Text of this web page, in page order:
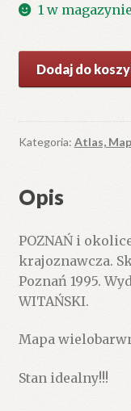
1 w magazynie
POZNAŃ
okolice.
Mapa
Skala
000.
Dodaj do
Kategoria: Atlas,
Opis
POZNAŃ i
krajoznawcza.
Poznań 1995.
WITAŃSKI.
Mapa
Stan idealny!!!